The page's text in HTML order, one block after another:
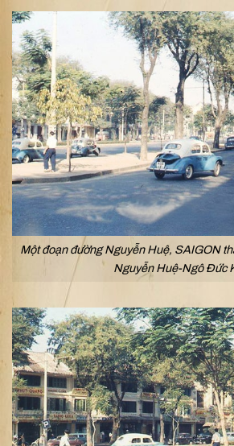
Một đoạn đường Nguyễn Huệ, SAIGON
Nguyễn Huệ-Ngô Đức